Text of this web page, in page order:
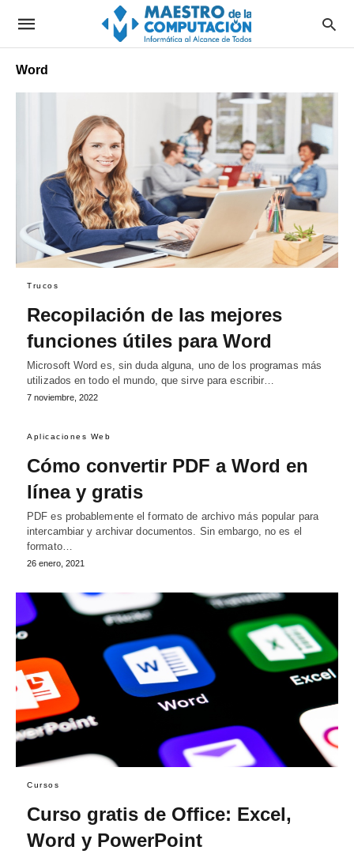
Word
Trucos
Recopilación de las mejores
funciones útiles para Word
Microsoft Word es, sin duda alguna, uno de los programas más
utilizados en todo el mundo, que sirve para escribir…
7 noviembre, 2022
Aplicaciones Web
Cómo convertir PDF a Word en
línea y gratis
PDF es probablemente el formato de archivo más popular para
intercambiar y archivar documentos. Sin embargo, no es el
formato…
26 enero, 2021
Cursos
Curso gratis de Office: Excel,
Word y PowerPoint